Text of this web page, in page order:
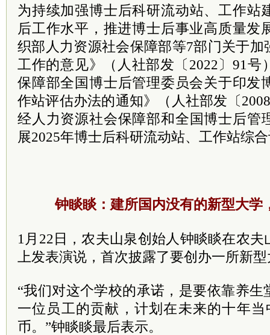
为持续加强博士后科研流动站、工作站
后工作水平，推进博士后事业高质量发
织部人力资源社会保障部等7部门关于
工作的意见》（人社部发〔2022〕91号
保障部全国博士后管理委员会关于印发
作站评估办法的通知》（人社部发〔
经人力资源社会保障部和全国博士后管
展2025年博士后科研流动站、工作站综
钟睒睒：建所国内没有的新型大学
1月22日，农夫山泉创始人钟睒睒在农
上发表演说，首次披露了要创办一所新
“我们对这个学校的承诺，是要依靠养
一位员工的贡献，计划在未来的十年
币。”钟睒睒最后表示。